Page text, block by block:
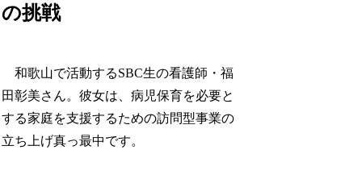
の挑戦
和歌山で活動するSBC生の看護師・福
田彰美さん。彼女は、病児保育を必要と
する家庭を支援するための訪問型事業の
立ち上げ真っ最中です。